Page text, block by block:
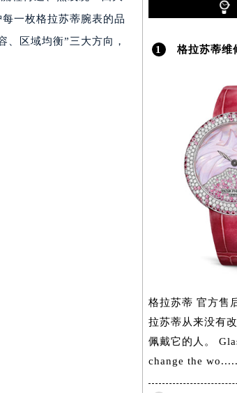
（需提前预约）
约）
）
一枚格拉苏蒂腕表的品
区域均衡”三大方向，
1
格拉苏蒂 官方售
拉苏蒂从来没有
佩戴它的人。
change the